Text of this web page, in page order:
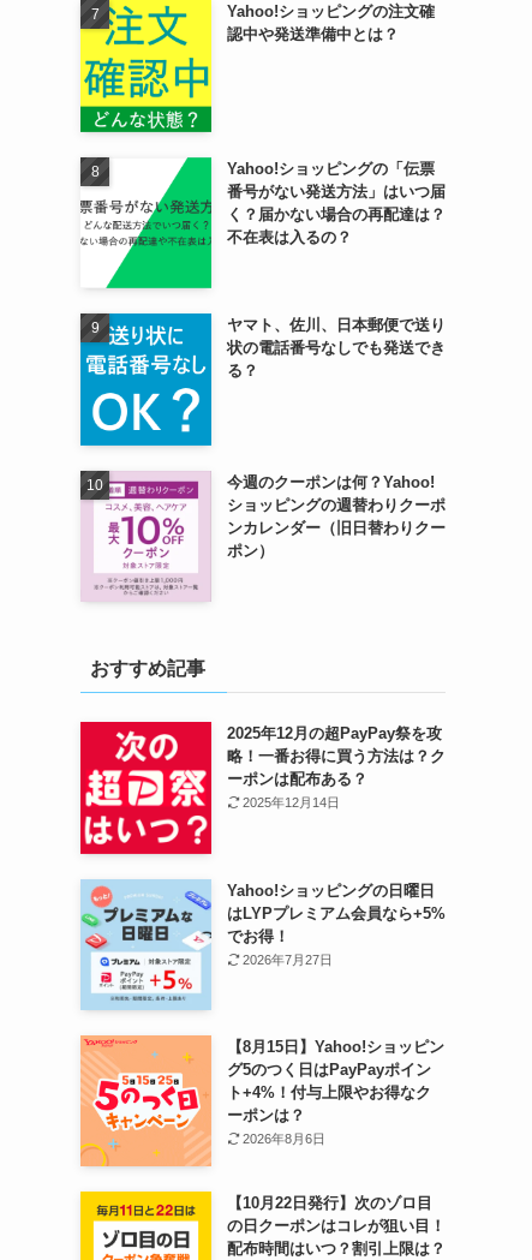
Yahoo!ショッピングの注文確
認中や発送準備中とは？
Yahoo!ショッピングの「伝票
番号がない発送方法」はいつ届
く？届かない場合の再配達は？
不在表は入るの？
ヤマト、佐川、日本郵便で送り
状の電話番号なしでも発送でき
る？
今週のクーポンは何？Yahoo!
ショッピングの週替わりクーポ
ンカレンダー（旧日替わりクー
ポン）
おすすめ記事
2025年12月の超PayPay祭を攻
略！一番お得に買う方法は？ク
ーポンは配布ある？
2025年12月14日
Yahoo!ショッピングの日曜日
はLYPプレミアム会員なら+5%
でお得！
2026年7月27日
【8月15日】Yahoo!ショッピン
グ5のつく日はPayPayポイン
ト+4%！付与上限やお得なク
ーポンは？
2026年8月6日
【10月22日発行】次のゾロ目
の日クーポンはコレが狙い目！
配布時間はいつ？割引上限は？